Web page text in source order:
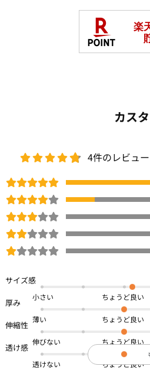
カス
4件のレビュー
小さい
薄い
伸びない
透けない